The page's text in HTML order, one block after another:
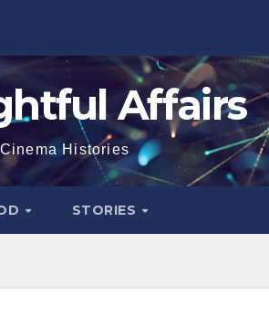
Affairs
Cinema Histories
STORIES